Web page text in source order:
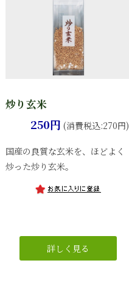
炒り玄米
250円 (消費税込:270円)
国産の良質な玄米を、ほどよく
炒った炒り玄米。